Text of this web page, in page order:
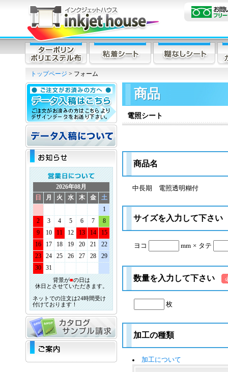
トップページ > フォーム
2026年08月
日
月 火 水 木 金
土
1
2
3 4 5 6 7
8
9
10 11 12 13 14
15
16
17 18 19 20 21
22
23
24 25 26 27 28
29
30
31
背景が■の日は
休日とさせていただきます。
ネットでの注文は24時間受け
付けております！
商品
電照シート
商品名
中長期 電照透明糊付
サイズを入力して下さい
ヨコ mm × タテ
数量を入力して下さい
枚
加工の種類
加工について